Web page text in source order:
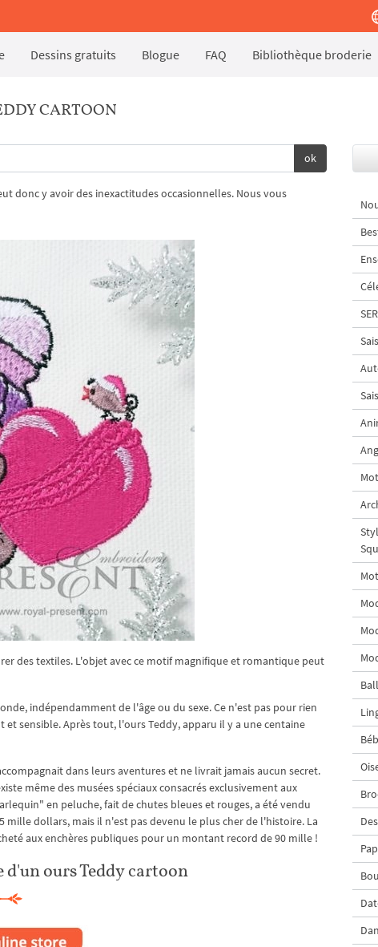
Dessins gratuits Blogue FAQ Bibliothèque broderie
CARTOON
ok
donc y avoir des inexactitudes occasionnelles. Nous vous
des textiles. L'objet avec ce motif magnifique et romantique peut
indépendamment de l'âge ou du sexe. Ce n'est pas pour rien
sensible. Après tout, l'ours Teddy, apparu il y a une centaine
dans leurs aventures et ne livrait jamais aucun secret.
même des musées spéciaux consacrés exclusivement aux
en peluche, fait de chutes bleues et rouges, a été vendu
mille dollars, mais il n'est pas devenu le plus cher de l'histoire. La
aux enchères publiques pour un montant record de 90 mille !
ours Teddy cartoon